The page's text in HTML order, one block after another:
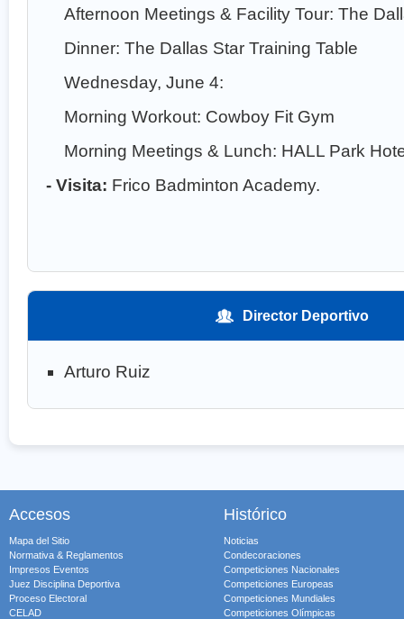
Afternoon Meetings & Facility Tour: The
Dinner: The Dallas Star Training Table
Wednesday, June 4:
Morning Workout: Cowboy Fit Gym
Morning Meetings & Lunch: HALL Park
- Visita: Frico Badminton Academy.
Director Deportivo
Arturo Ruiz
Accesos
Mapa del Sitio
Normativa & Reglamentos
Impresos Eventos
Juez Disciplina Deportiva
Proceso Electoral
CELAD
Histórico
Noticias
Condecoraciones
Competiciones Nacionales
Competiciones Europeas
Competiciones Mundiales
Competiciones Olímpicas